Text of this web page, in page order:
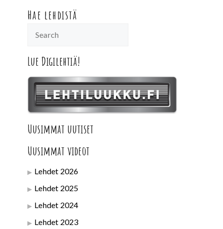
Hae lehdistä
Lue Digilehtiä!
Uusimmat uutiset
Uusimmat videot
Lehdet 2026
Lehdet 2025
Lehdet 2024
Lehdet 2023